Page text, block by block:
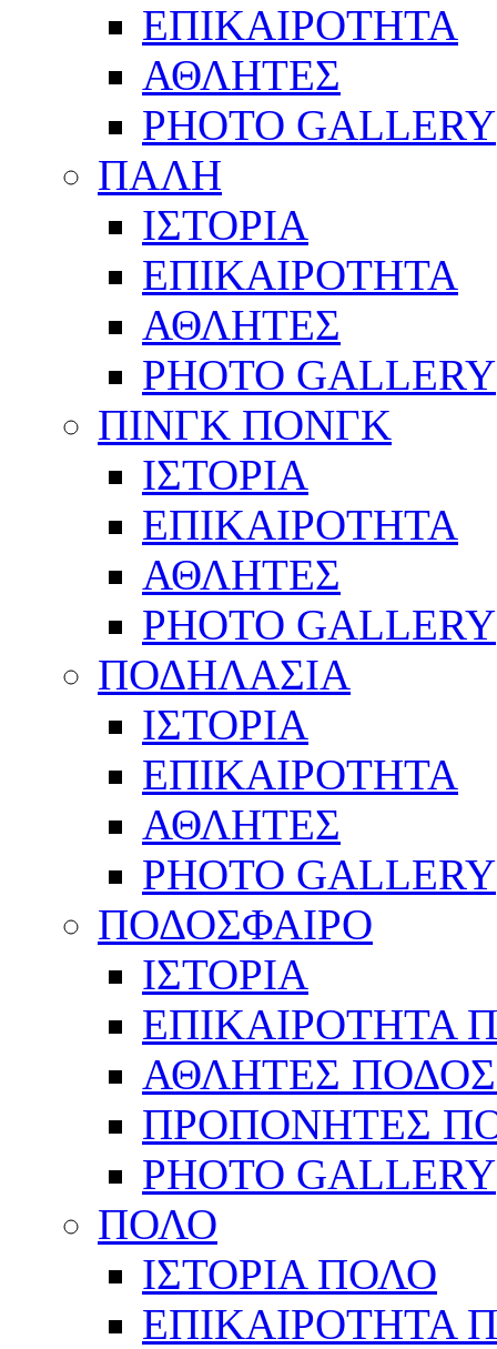
ΕΠΙΚΑΙΡΟΤΗΤΑ
ΑΘΛΗΤΕΣ
PHOTO GALLERY
ΠΑΛΗ
ΙΣΤΟΡΙΑ
ΕΠΙΚΑΙΡΟΤΗΤΑ
ΑΘΛΗΤΕΣ
PHOTO GALLERY
ΠΙΝΓΚ ΠΟΝΓΚ
ΙΣΤΟΡΙΑ
ΕΠΙΚΑΙΡΟΤΗΤΑ
ΑΘΛΗΤΕΣ
PHOTO GALLERY
ΠΟΔΗΛΑΣΙΑ
ΙΣΤΟΡΙΑ
ΕΠΙΚΑΙΡΟΤΗΤΑ
ΑΘΛΗΤΕΣ
PHOTO GALLERY
ΠΟΔΟΣΦΑΙΡΟ
ΙΣΤΟΡΙΑ
ΕΠΙΚΑΙΡΟΤΗΤΑ
ΑΘΛΗΤΕΣ
ΠΡΟΠΟΝΗΤΕΣ
PHOTO GALLERY
ΠΟΛΟ
ΙΣΤΟΡΙΑ ΠΟΛΟ
ΕΠΙΚΑΙΡΟΤΗΤΑ